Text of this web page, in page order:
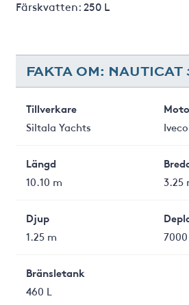
Färskvatten: 250 L
FAKTA OM: NAUTICAT
Tillverkare
Siltala Yachts
Längd
10.10 m
3.25
Djup
1.25 m
Bränsletank
460 L